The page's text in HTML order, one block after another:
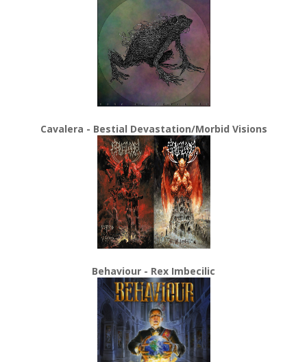
Cavalera - Bestial Devastation/Morbid Visions
Behaviour - Rex Imbecilic